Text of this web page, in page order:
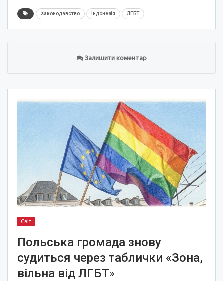
законодавство Індонезія ЛГБТ
Залишити коментар
Світ
Польська громада знову
судиться через таблички «Зона,
вільна від ЛГБТ»